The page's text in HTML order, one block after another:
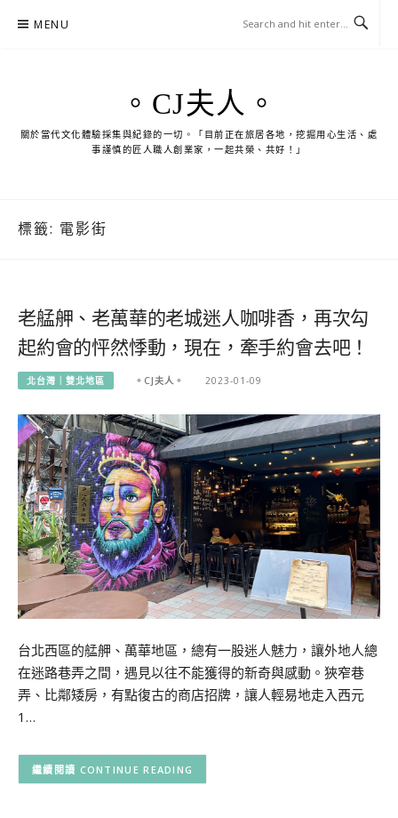
MENU
。CJ夫人。
關於當代文化體驗採集與紀錄的一切。「目前正在旅居各地，挖掘用心生活、處
事謹慎的匠人職人創業家，一起共榮、共好！」
標籤: 電影街
老艋舺、老萬華的老城迷人咖啡香，再次勾
起約會的怦然悸動，現在，牽手約會去吧！
北台灣｜雙北地區 。CJ夫人。 2023-01-09
台北西區的艋舺、萬華地區，總有一股迷人魅力，讓外地人總
在迷路巷弄之間，遇見以往不能獲得的新奇與感動。狹窄巷
弄、比鄰矮房，有點復古的商店招牌，讓人輕易地走入西元
1…
CONTINUE READING